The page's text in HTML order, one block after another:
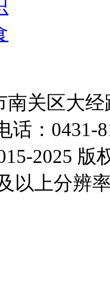
南关区大
话：0431-
2025 版
以上分辨